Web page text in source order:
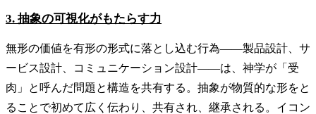
3. 抽象の可視化がもたらす力
無形の価値を有形の形式に落とし込む行為——製品設計、サ
ービス設計、コミュニケーション設計——は、神学が「受
肉」と呼んだ問題と構造を共有する。抽象が物質的な形をと
ることで初めて広く伝わり、共有され、継承される。イコン